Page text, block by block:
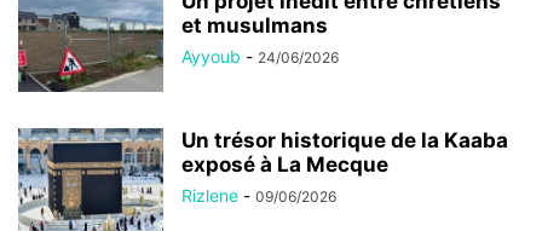
et musulmans
Ayyoub - 24/06/2026
Un trésor historique de la Kaaba
exposé à La Mecque
Rizlene - 09/06/2026